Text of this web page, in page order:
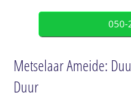
050-
Metselaar Ameide:
Duur